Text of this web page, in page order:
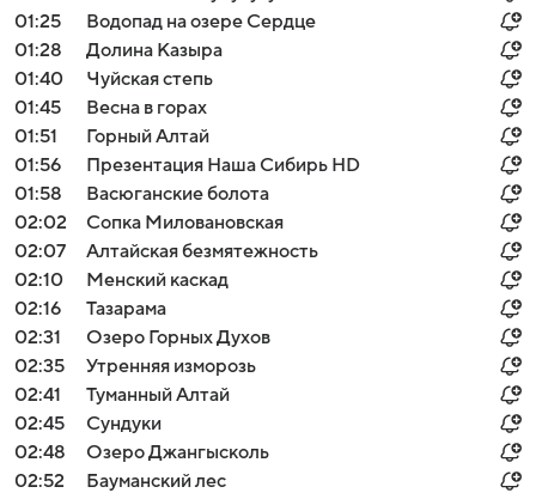
01:25
Водопад на озере Сердце
01:28
Долина Казыра
01:40
Чуйская степь
01:45
Весна в горах
01:51
Горный Алтай
01:56
Презентация Наша Сибирь HD
01:58
Васюганские болота
02:02
Сопка Миловановская
02:07
Алтайская безмятежность
02:10
Менский каскад
02:16
Тазарама
02:31
Озеро Горных Духов
02:35
Утренняя изморозь
02:41
Туманный Алтай
02:45
Сундуки
02:48
Озеро Джангысколь
02:52
Бауманский лес